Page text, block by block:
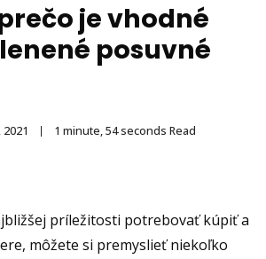
je vhodné
posuvné
1 minute, 54 seconds Read
príležitosti potrebovať kúpiť a
môžete si premyslieť niekoľko